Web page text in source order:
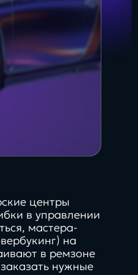
центры
в управлении
мастера-
на
в ремзоне
нужные